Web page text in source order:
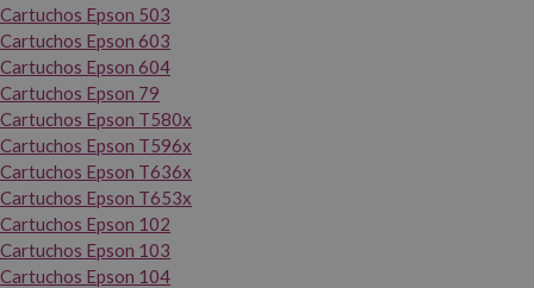
Cartuchos Epson 503
Cartuchos Epson 603
Cartuchos Epson 604
Cartuchos Epson 79
Cartuchos Epson T580x
Cartuchos Epson T596x
Cartuchos Epson T636x
Cartuchos Epson T653x
Cartuchos Epson 102
Cartuchos Epson 103
Cartuchos Epson 104